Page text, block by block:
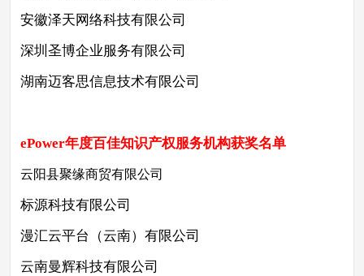
安徽泽天网络科技有限公司
深圳圣博企业服务有限公司
湖南迈客思信息技术有限公司
ePower年度百佳知识产权服务机构获奖名单
云阳县聚缘商贸有限公司
标源科技有限公司
漫汇云平台（云南）有限公司
云南曼辉科技有限公司